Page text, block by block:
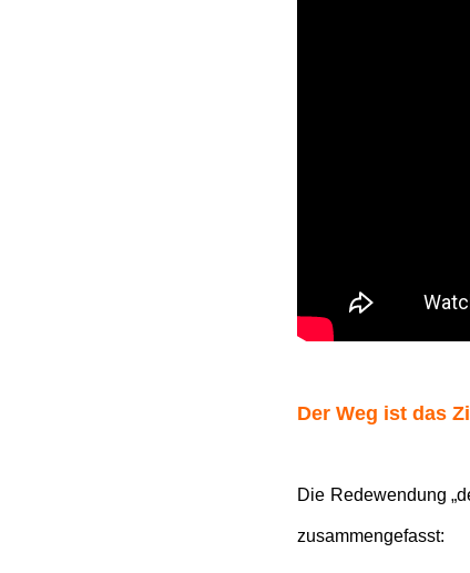
Der Weg ist das
Die Redewendung
zusammengefasst: